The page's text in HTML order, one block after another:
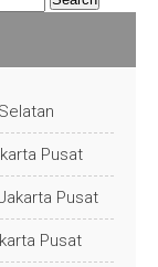
Pusat
Pusat
Pusat